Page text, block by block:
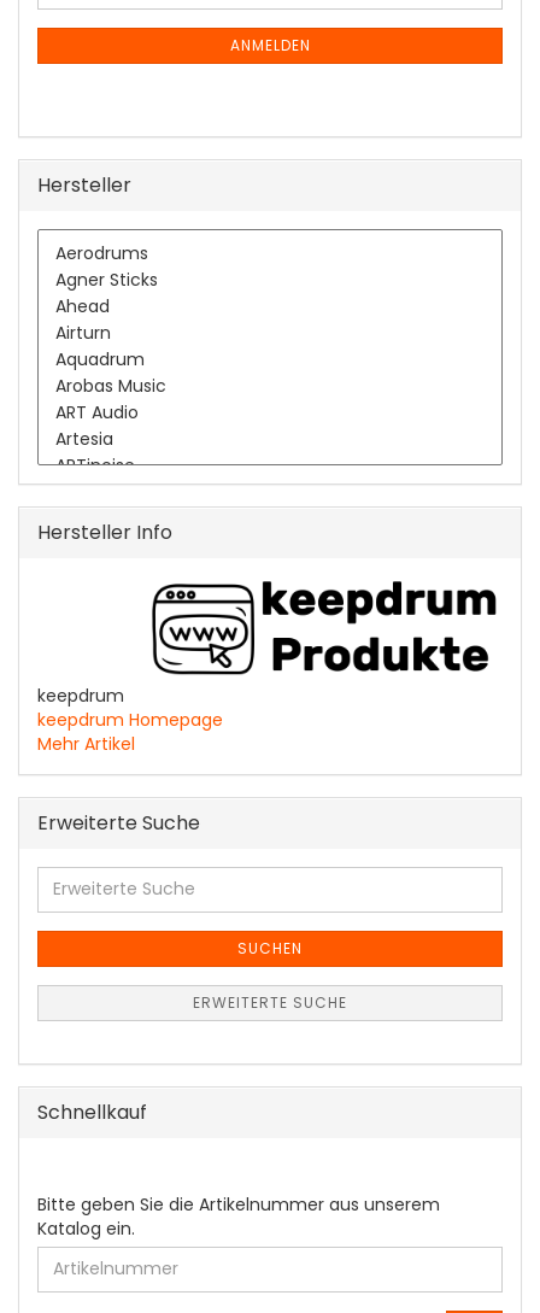
NEWSLETTER-
Mail
ANMELDEN
Hersteller
Hersteller Info
keepdrum
keepdrum Homepage
Mehr Artikel
Erweiterte Suche
Erweiterte
Suche
SUCHEN
ERWEITERTE SUCHE
Schnellkauf
BITTE
GEBEN
SIE
DIE
ARTIKELNUMMER
Bitte geben Sie die Artikelnummer aus unserem
Katalog ein.